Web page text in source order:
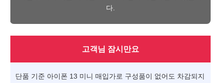
다.
고객님 잠시만요
단품 기준 아이폰 13 미니 매입가로 구성품이 없어도 차감되지